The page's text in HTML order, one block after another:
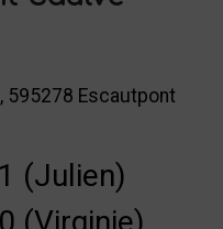
595278 Escautpont
(Julien)
(Virginie)